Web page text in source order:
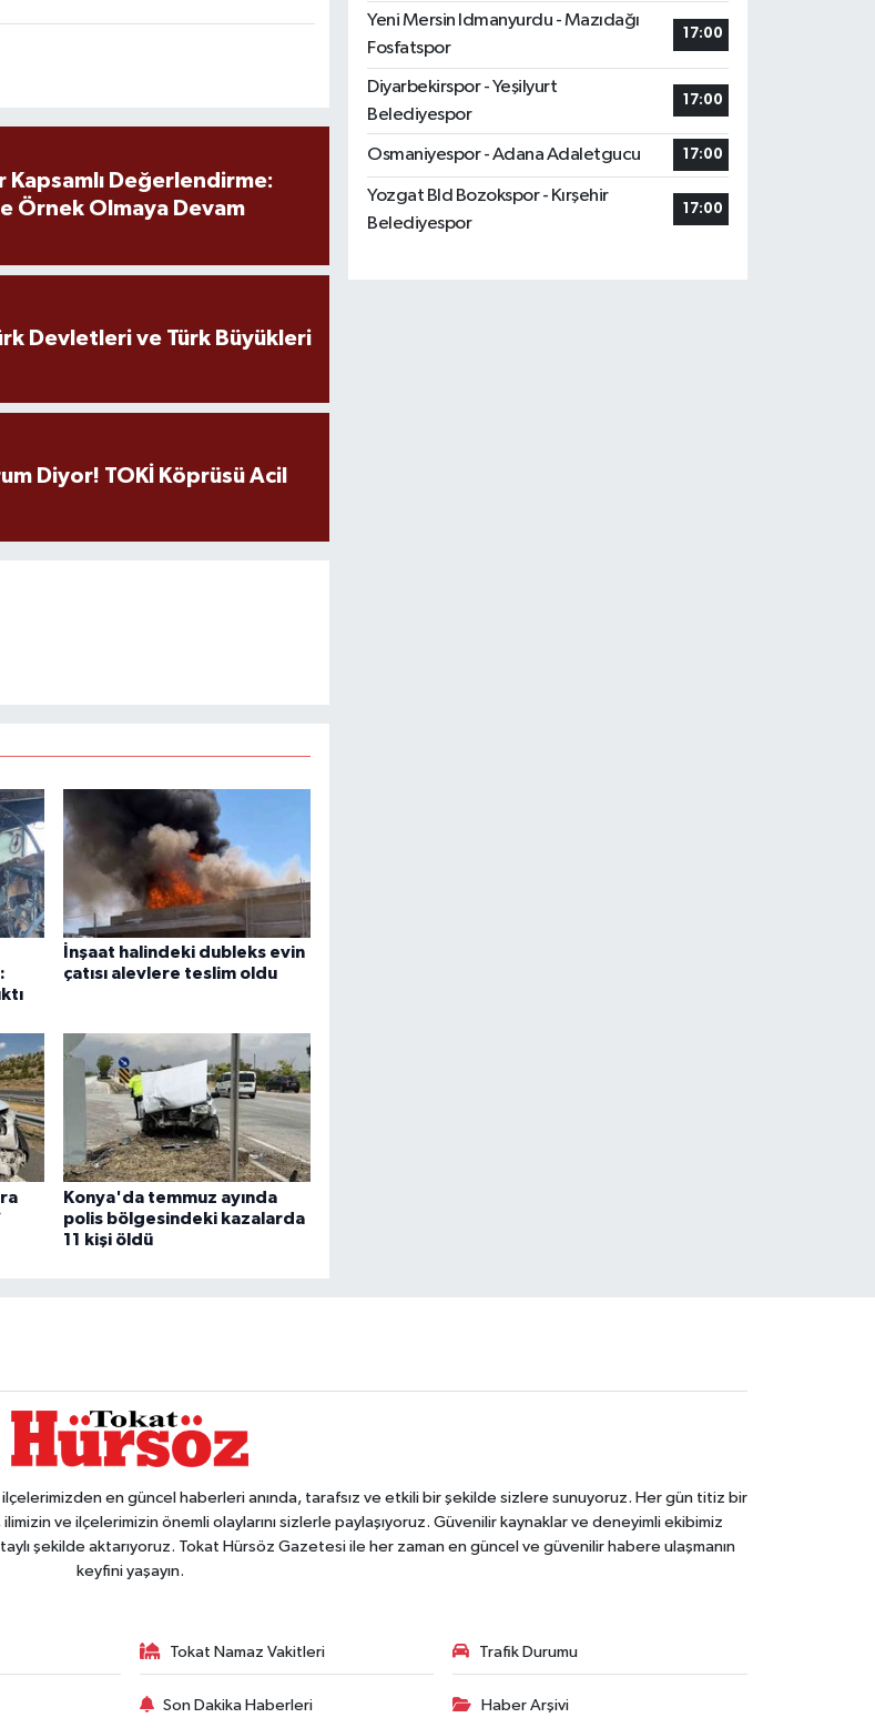
Kapsamlı Değerlendirme:
Örnek Olmaya Devam
Devletleri ve Türk Büyükleri
Diyor! TOKİ Köprüsü Acil
İnşaat halindeki dubleks evin
çatısı alevlere teslim oldu
Konya'da temmuz ayında
polis bölgesindeki kazalarda
11 kişi öldü
Yeni Mersin Idmanyurdu - Mazıdağı
Fosfatspor
17:00
Diyarbekirspor - Yeşilyurt
Belediyespor
17:00
Osmaniyespor - Adana Adaletgucu 17:00
Yozgat Bld Bozokspor - Kırşehir
Belediyespor
17:00
en güncel haberleri anında, tarafsız ve etkili bir şekilde sizlere sunuyoruz. Her gün titiz bir
ilimizin ve ilçelerimizin önemli olaylarını sizlerle paylaşıyoruz. Güvenilir kaynaklar ve deneyimli ekibimiz
şekilde aktarıyoruz. Tokat Hürsöz Gazetesi ile her zaman en güncel ve güvenilir habere ulaşmanın
keyfini yaşayın.
Tokat Namaz Vakitleri Trafik Durumu
Son Dakika Haberleri Haber Arşivi